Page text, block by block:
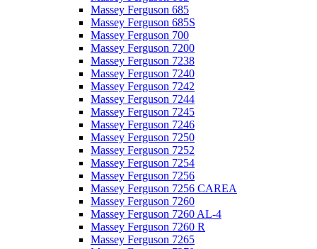
Massey Ferguson 685
Massey Ferguson 685S
Massey Ferguson 700
Massey Ferguson 7200
Massey Ferguson 7238
Massey Ferguson 7240
Massey Ferguson 7242
Massey Ferguson 7244
Massey Ferguson 7245
Massey Ferguson 7246
Massey Ferguson 7250
Massey Ferguson 7252
Massey Ferguson 7254
Massey Ferguson 7256
Massey Ferguson 7256 CAREA
Massey Ferguson 7260
Massey Ferguson 7260 AL-4
Massey Ferguson 7260 R
Massey Ferguson 7265